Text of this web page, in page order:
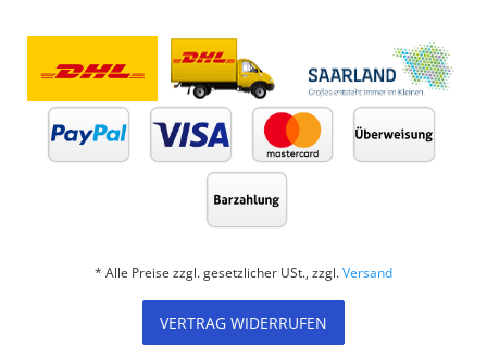
* Alle Preise zzgl. gesetzlicher USt., zzgl.Versand
VERTRAG WIDERRUFEN